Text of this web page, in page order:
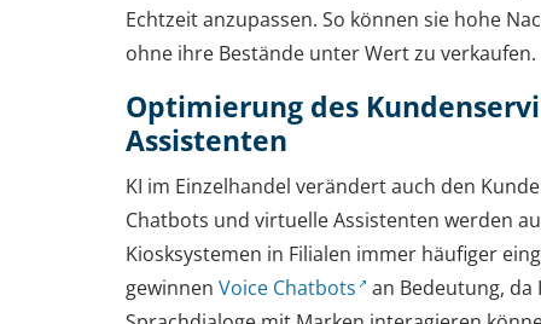
Echtzeit anzupassen. So können sie hohe
ohne ihre Bestände unter Wert zu verkaufen.
Optimierung des
Assistenten
KI im Einzelhandel verändert auch den
Chatbots und virtuelle Assistenten werden
Kiosksystemen in Filialen immer häufiger
gewinnen Voice Chatbots
an Bedeutung,